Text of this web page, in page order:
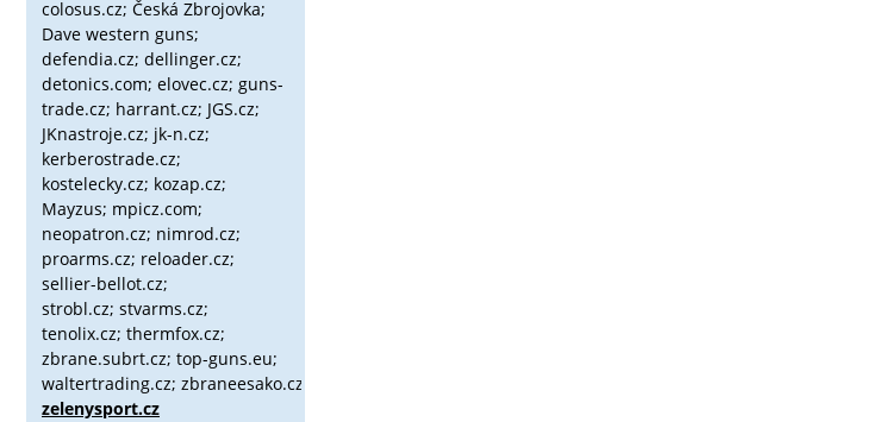
colosus.cz; Česká Zbrojovka;
Dave western guns;
defendia.cz; dellinger.cz;
detonics.com; elovec.cz; guns-
trade.cz; harrant.cz; JGS.cz;
JKnastroje.cz; jk-n.cz;
kerberostrade.cz;
kostelecky.cz; kozap.cz;
Mayzus; mpicz.com;
neopatron.cz; nimrod.cz;
proarms.cz; reloader.cz;
sellier-bellot.cz;
strobl.cz; stvarms.cz;
tenolix.cz; thermfox.cz;
zbrane.subrt.cz; top-guns.eu;
waltertrading.cz; zbraneesako.cz;
zelenysport.cz